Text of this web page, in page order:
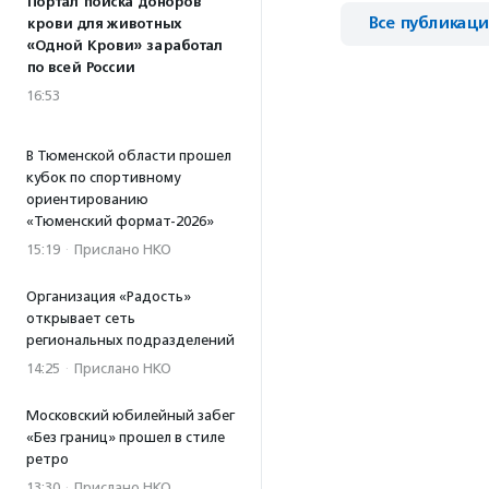
крови для животных
«Одной Крови» заработал
по всей России
16:53
В Тюменской области прошел
кубок по спортивному
ориентированию
«Тюменский формат-2026»
15:19 · Прислано НКО
Организация «Радость»
открывает сеть
региональных подразделений
14:25 · Прислано НКО
Московский юбилейный забег
«Без границ» прошел в стиле
ретро
Все